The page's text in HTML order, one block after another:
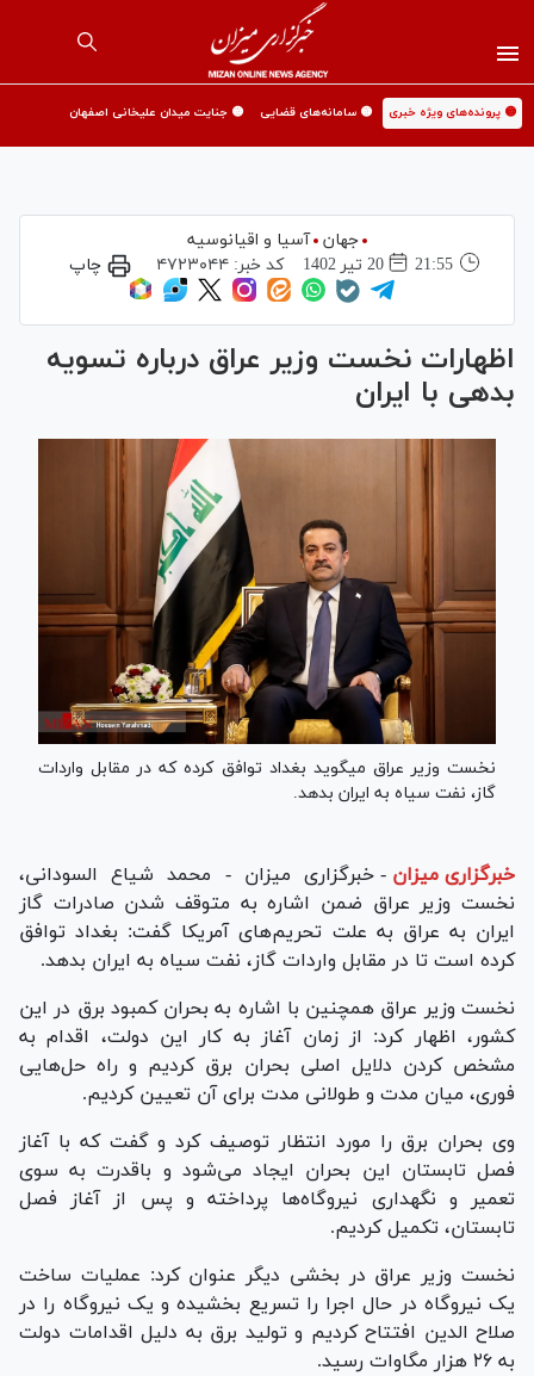
🟡 پرونده‌های ویژه خبری 🟡 سامانه‌های قضایی 🟡 جنایت میدان علیخانی اصفهان
جهان
آسیا و اقیانوسیه
21:55
20 تير 1402 کد خبر: ۴۷۲۳۰۴۴ چاپ
اظهارات نخست‌ وزیر عراق درباره تسویه
بدهی با ایران
نخست وزیر عراق می‎گوید بغداد توافق کرده که در مقابل واردات
گاز، نفت سیاه به ایران بدهد.
خبرگزاری میزان - خبرگزاری میزان - محمد شیاع السودانی،
نخست وزیر عراق ضمن اشاره به متوقف شدن صادرات گاز
ایران به عراق به علت تحریم‌های آمریکا گفت: بغداد توافق
کرده است تا در مقابل واردات گاز، نفت سیاه به ایران بدهد.
نخست وزیر عراق همچنین با اشاره به بحران کمبود برق در این
کشور، اظهار کرد: از زمان آغاز به کار این دولت، اقدام به
مشخص کردن دلایل اصلی بحران برق کردیم و راه‌ حل‌هایی
فوری، میان مدت و طولانی مدت برای آن تعیین کردیم.
وی بحران برق را مورد انتظار توصیف کرد و گفت که با آغاز
فصل تابستان این بحران ایجاد می‌شود و باقدرت به سوی
تعمیر و نگهداری نیروگاه‌ها پرداخته و پس از آغاز فصل
تابستان، تکمیل کردیم.
نخست وزیر عراق در بخشی دیگر عنوان کرد: عملیات ساخت
یک نیروگاه در حال اجرا را تسریع بخشیده و یک نیروگاه را در
صلاح الدین افتتاح کردیم و تولید برق به دلیل اقدامات دولت
به ۲۶ هزار مگاوات رسید.